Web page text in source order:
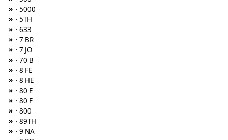
» · 5000
» · 5TH
» · 633
» · 7 BR
» · 7 JO
» · 70 B
» · 8 FE
» · 8 HE
» · 80 E
» · 80 F
» · 800
» · 89TH
» · 9 NA